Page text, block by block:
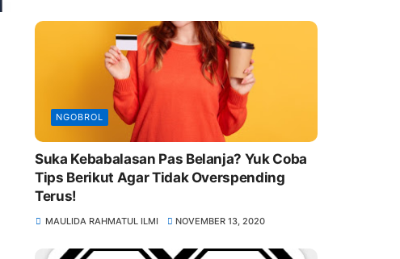
NGOBROL
Suka Kebabalasan Pas Belanja? Yuk Coba
Tips Berikut Agar Tidak Overspending
Terus!
MAULIDA RAHMATUL ILMI NOVEMBER 13, 2020